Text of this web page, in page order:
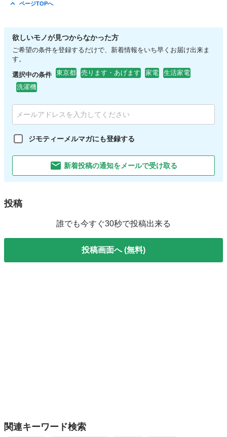
ページTOPへ
欲しいモノが見つからなかった方
ご希望の条件を登録するだけで、新着情報をいち早くお届け出来ま
す。
選択中の条件 東京都 売ります・あげます 家電
生活家電
洗濯機
ジモティーメルマガにも登録する
新着投稿の通知をメールで受け取る
投稿
誰でも今すぐ30秒で投稿出来る
投稿画面へ (無料)
関連キーワード検索